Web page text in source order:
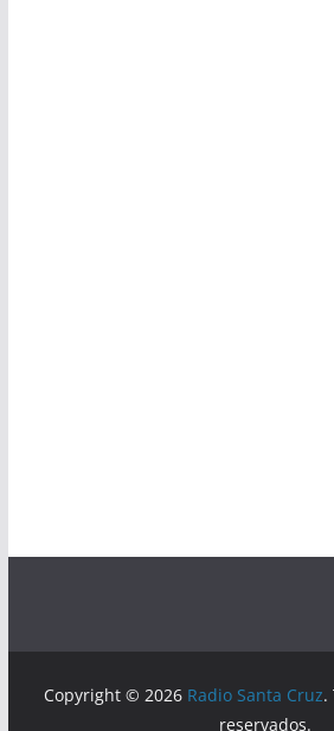
Copyright © 2026 Radio Santa Cruz.
reservados.